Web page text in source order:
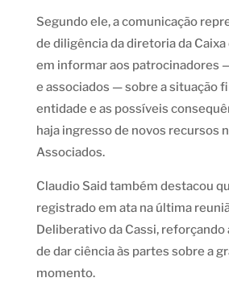
Segundo ele, a comunicação
de diligência da diretoria da
em informar aos patrocinadores
e associados — sobre a situação
entidade e as possíveis
haja ingresso de novos recursos
Associados.
Claudio Said também destacou
registrado em ata na última
Deliberativo da Cassi, reforçando
de dar ciência às partes sobre a
momento.